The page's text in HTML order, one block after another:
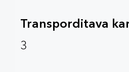
Transporditava
3